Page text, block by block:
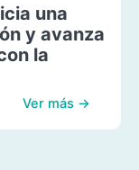
una
y avanza
la
Ver más →